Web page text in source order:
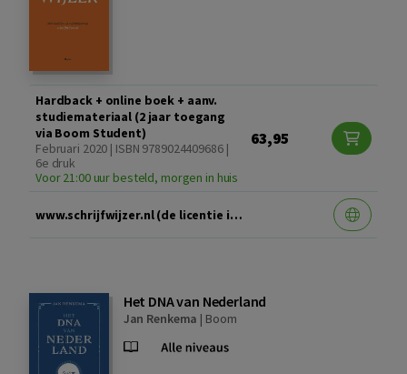
Hardback + online boek + aanv.
studiemateriaal (2 jaar toegang
via Boom Student)
Februari 2020 | ISBN 9789024409686 |
6e druk
Voor 21:00 uur besteld, morgen in huis
63,95
www.schrijfwijzer.nl (de licentie is 2 jaar geldig)
Het DNA van Nederland
Jan Renkema | Boom